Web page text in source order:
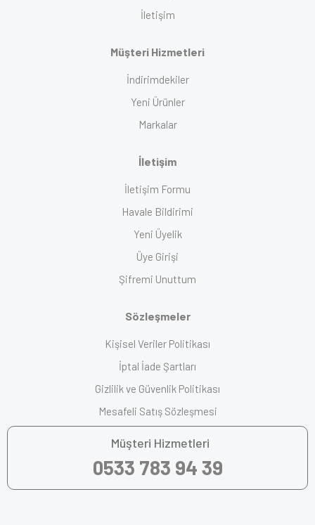
İletişim
Müşteri Hizmetleri
İndirimdekiler
Yeni Ürünler
Markalar
İletişim
İletişim Formu
Havale Bildirimi
Yeni Üyelik
Üye Girişi
Şifremi Unuttum
Sözleşmeler
Kişisel Veriler Politikası
İptal İade Şartları
Gizlilik ve Güvenlik Politikası
Mesafeli Satış Sözleşmesi
Müşteri Hizmetleri
0533 783 94 39